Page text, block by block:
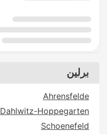
برلين
Ahrensfelde
Dahlwitz-Hoppegarten
Schoenefeld